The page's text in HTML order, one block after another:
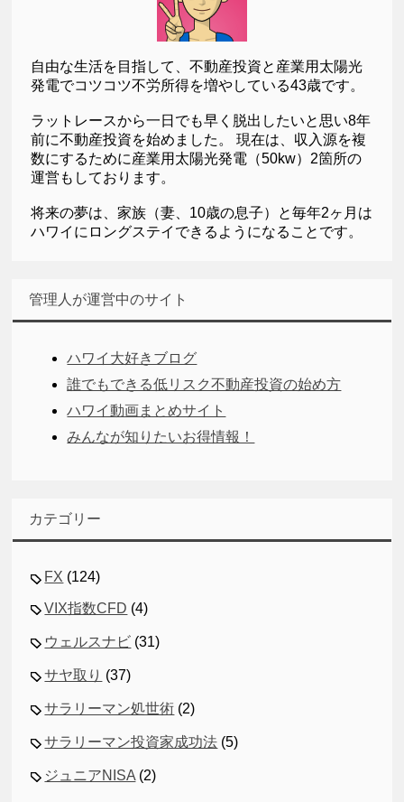
自由な生活を目指して、不動産投資と産業用太陽光
発電でコツコツ不労所得を増やしている43歳です。
ラットレースから一日でも早く脱出したいと思い8年
前に不動産投資を始めました。 現在は、収入源を複
数にするために産業用太陽光発電（50kw）2箇所の
運営もしております。
将来の夢は、家族（妻、10歳の息子）と毎年2ヶ月は
ハワイにロングステイできるようになることです。
管理人が運営中のサイト
ハワイ大好きブログ
誰でもできる低リスク不動産投資の始め方
ハワイ動画まとめサイト
みんなが知りたいお得情報！
カテゴリー
FX (124)
VIX指数CFD (4)
ウェルスナビ (31)
サヤ取り (37)
サラリーマン処世術 (2)
サラリーマン投資家成功法 (5)
ジュニアNISA (2)